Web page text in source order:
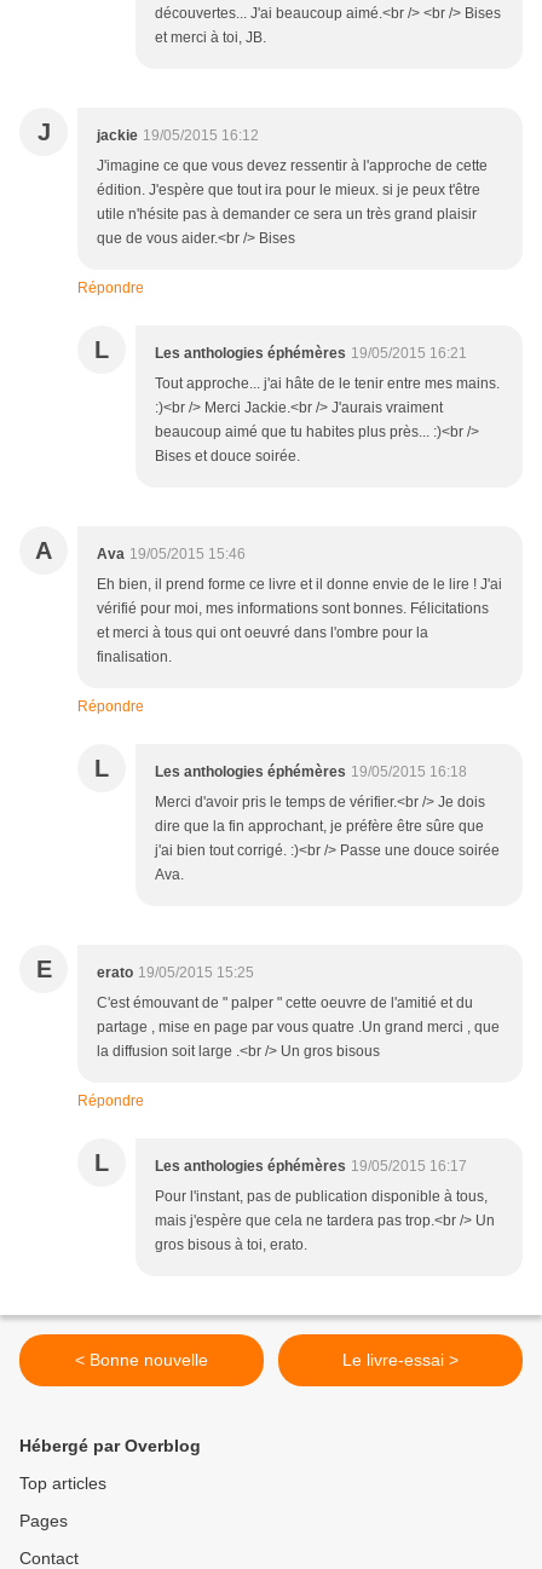
découvertes... J'ai beaucoup aimé.<br /> <br /> Bises
et merci à toi, JB.
J jackie 19/05/2015 16:12
J'imagine ce que vous devez ressentir à l'approche de cette
édition. J'espère que tout ira pour le mieux. si je peux t'être
utile n'hésite pas à demander ce sera un très grand plaisir
que de vous aider.<br /> Bises
Répondre
L Les anthologies éphémères 19/05/2015 16:21
Tout approche... j'ai hâte de le tenir entre mes mains.
:)<br /> Merci Jackie.<br /> J'aurais vraiment
beaucoup aimé que tu habites plus près... :)<br />
Bises et douce soirée.
A Ava 19/05/2015 15:46
Eh bien, il prend forme ce livre et il donne envie de le lire ! J'ai
vérifié pour moi, mes informations sont bonnes. Félicitations
et merci à tous qui ont oeuvré dans l'ombre pour la
finalisation.
Répondre
L Les anthologies éphémères 19/05/2015 16:18
Merci d'avoir pris le temps de vérifier.<br /> Je dois
dire que la fin approchant, je préfère être sûre que
j'ai bien tout corrigé. :)<br /> Passe une douce soirée
Ava.
E erato 19/05/2015 15:25
C'est émouvant de " palper " cette oeuvre de l'amitié et du
partage , mise en page par vous quatre .Un grand merci , que
la diffusion soit large .<br /> Un gros bisous
Répondre
L Les anthologies éphémères 19/05/2015 16:17
Pour l'instant, pas de publication disponible à tous,
mais j'espère que cela ne tardera pas trop.<br /> Un
gros bisous à toi, erato.
< Bonne nouvelle Le livre-essai >
Hébergé par Overblog
Top articles
Pages
Contact